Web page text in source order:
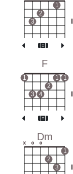
3
2
1
F
1
3 4
2
1 1
Dm
x o o
2
3
1